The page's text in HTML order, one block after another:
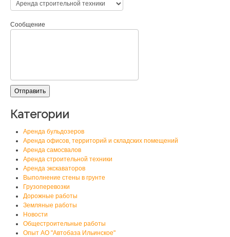
Сообщение
Категории
Аренда бульдозеров
Аренда офисов, территорий и складских помещений
Аренда самосвалов
Аренда строительной техники
Аренда экскаваторов
Выполнение стены в грунте
Грузоперевозки
Дорожные работы
Земляные работы
Новости
Общестроительные работы
Опыт АО "Автобаза Ильинское"